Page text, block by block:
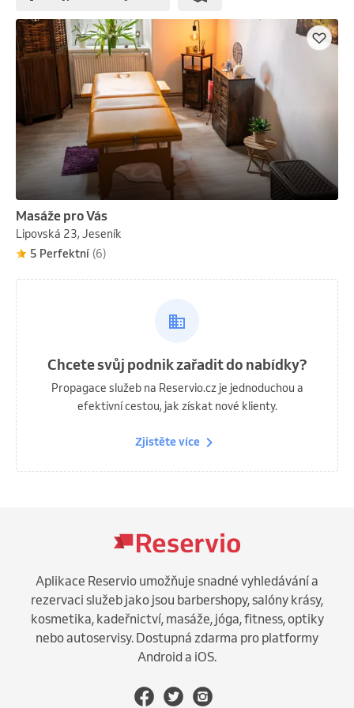
Masáže pro Vás
Lipovská 23, Jeseník
5 Perfektní (6)
Chcete svůj podnik zařadit do nabídky?
Propagace služeb na Reservio.cz je jednoduchou a
efektivní cestou, jak získat nové klienty.
Zjistěte více
Aplikace Reservio umožňuje snadné vyhledávání a
rezervaci služeb jako jsou barbershopy, salóny krásy,
kosmetika, kadeřnictví, masáže, jóga, fitness, optiky
nebo autoservisy. Dostupná zdarma pro platformy
Android a iOS.